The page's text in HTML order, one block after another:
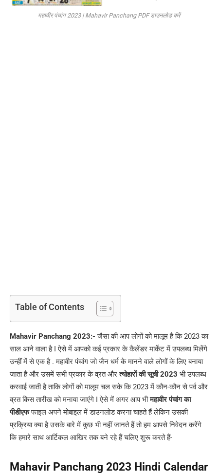
महावीर पंचांग 2023 | Mahavir Panchang PDF डाउनलोड करें
Table of Contents
Mahavir Panchang 2023:- जैसा की आप लोगों को मालूम है कि 2023 का
साल आने वाला है I ऐसे में आपको कई प्रकार के कैलेंडर मार्केट में उपलब्ध मिलेंगे
उन्हीं में से एक है . महावीर पंचांग जो जैन धर्म के मानने वाले लोगों के लिए बनाया
जाता है और उसमें सभी प्रकार के व्रत औरत्योहारों की सूची 2023 भी उपलब्ध
करवाई जाती है ताकि लोगों को मालूम चल सके कि 2023 में कौन-कौन से पर्व और
व्रत किस तारीख को मनाया जाएंगे I ऐसे में अगर आप भीमहावीर पंचांग का
पीडीएफफाइल अपने मोबाइल में डाउनलोड करना चाहते हैं लेकिन उसकी
प्रक्रिया क्या है उसके बारे में कुछ भी नहीं जानते हैं तो हम आपसे निवेदन करेंगे
कि हमारे साथ आर्टिकल आखिर तक बने रहे हैं चलिए शुरू करते हैं-
Mahavir Panchang 2023 Hindi Calendar